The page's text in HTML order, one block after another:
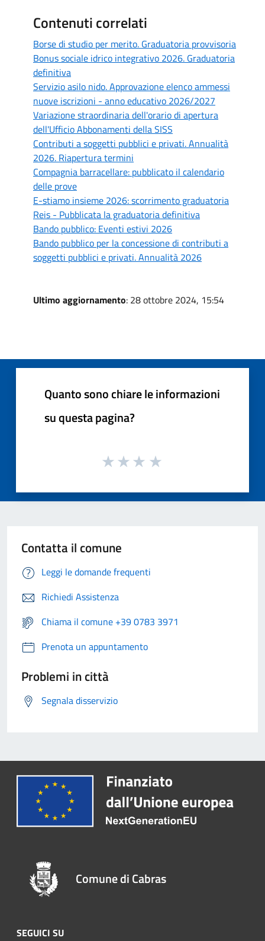
Contenuti correlati
Borse di studio per merito. Graduatoria provvisoria
Bonus sociale idrico integrativo 2026. Graduatoria
definitiva
Servizio asilo nido. Approvazione elenco ammessi
nuove iscrizioni - anno educativo 2026/2027
Variazione straordinaria dell'orario di apertura
dell'Ufficio Abbonamenti della SISS
Contributi a soggetti pubblici e privati. Annualità
2026. Riapertura termini
Compagnia barracellare: pubblicato il calendario
delle prove
E-stiamo insieme 2026: scorrimento graduatoria
Reis - Pubblicata la graduatoria definitiva
Bando pubblico: Eventi estivi 2026
Bando pubblico per la concessione di contributi a
soggetti pubblici e privati. Annualità 2026
Ultimo aggiornamento: 28 ottobre 2024, 15:54
Quanto sono chiare le informazioni
su questa pagina?
Contatta il comune
Leggi le domande frequenti
Richiedi Assistenza
Chiama il comune +39 0783 3971
Prenota un appuntamento
Problemi in città
Segnala disservizio
Comune di Cabras
SEGUICI SU